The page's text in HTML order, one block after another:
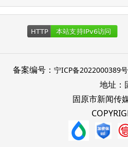
备案编号： 宁ICP备2022000389号
地址：
固原市新闻传